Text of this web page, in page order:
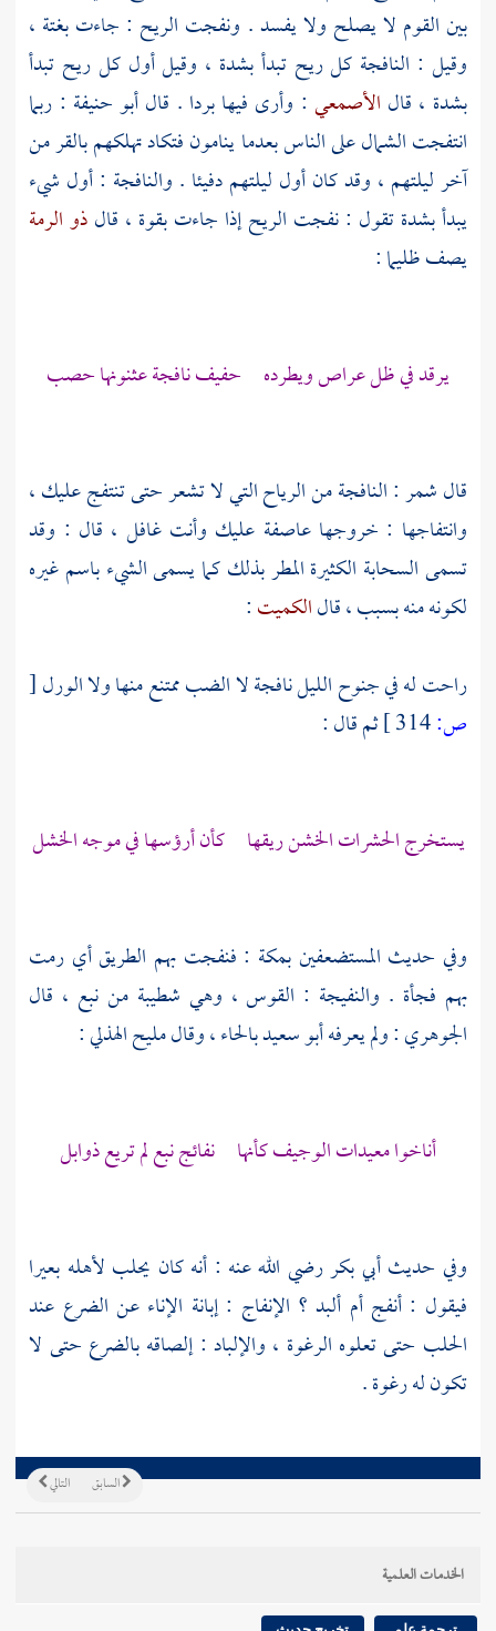
بين القوم لا يصلح ولا يفسد . ونفجت الريح : جاءت بغتة ،
وقيل : النافجة كل ريح تبدأ بشدة ، وقيل أول كل ريح تبدأ
بشدة ، قال الأصمعي : وأرى فيها بردا . قالأبو حنيفة : ربما
انتفجت الشمال على الناس بعدما ينامون فتكاد تهلكهم بالقر من
آخر ليلتهم ، وقد كان أول ليلتهم دفيئا . والنافجة : أول شيء
يبدأ بشدة تقول : نفجت الريح إذا جاءت بقوة ، قالذو الرمة
يصف ظليما :
يرقد في ظل عراص ويطرده حفيف نافجة عثنونها حصب
قالشمر: النافجة من الرياح التي لا تشعر حتى تنتفج عليك ،
وانتفاجها : خروجها عاصفة عليك وأنت غافل ، قال : وقد
تسمى السحابة الكثيرة المطر بذلك كما يسمى الشيء باسم غيره
لكونه منه بسبب ، قالالكميت:
راحت له في جنوح الليل نافجة لا الضب ممتنع منها ولا الورل[
ص:
ثم قال :
يستخرج الحشرات الخشن ريقها كأن أرؤسها في موجه الخشل
وفي حديث المستضعفينبمكة : فنفجت بهم الطريق أي رمت
بهم فجأة . والنفيجة : القوس ، وهي شطيبة من نبع ، قال
الجوهري: ولم يعرفهأبو سعيدبالحاء ، وقالمليح الهذلي:
أناخوا معيدات الوجيف كأنها نفائج نبع لم تريع ذوابل
وفي حديثأبي بكررضي الله عنه : أنه كان يحلب لأهله بعيرا
فيقول : أنفج أم ألبد ؟ الإنفاج : إبانة الإناء عن الضرع عند
الحلب حتى تعلوه الرغوة ، والإلباد : إلصاقه بالضرع حتى لا
تكون له رغوة .
التالي السابق
الخدمات العلمية